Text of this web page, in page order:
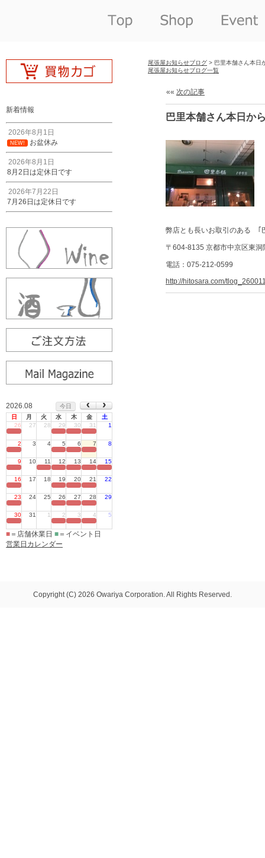
新着情報
2026年8月1日
NEW! お盆休み
2026年8月1日
8月2日は定休日です
2026年7月22日
7月26日は定休日です
2026.08
今日
日
月 火 水 木 金
土
26
27 28 29 30 31 1
2 3 4 5 6 7 8
9 10 11 12 13 14 15
16 17 18 19 20 21 22
23 24 25 26 27 28 29
30 31 1 2 3 4 5
■ ＝店舗休業日 ■ ＝イベント日
営業日カレンダー
尾張屋お知らせブログ > 巴里本舗さん本日
尾張屋お知らせブログ一覧
«« 次の記事
巴里本舗さん本日か
弊店とも長いお取引のある ｢
〒604-8135 京都市中京区東
電話：075-212-0599
http://hitosara.com/
Copyright (C) 2026 Owariya Corporation. All Rights Reserved.